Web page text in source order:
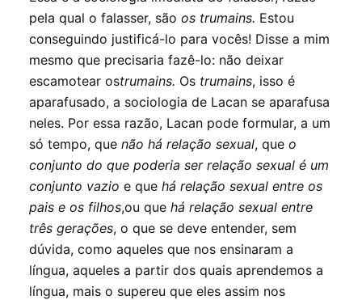
pela qual o falasser, são os trumains. Estou
conseguindo justificá-lo para vocês! Disse a mim
mesmo que precisaria fazê-lo: não deixar
escamotear ostrumains. Os trumains, isso é
aparafusado, a sociologia de Lacan se aparafusa
neles. Por essa razão, Lacan pode formular, a um
só tempo, que não há relação sexual, que o
conjunto do que poderia ser relação sexual é um
conjunto vazio e que há relação sexual entre os
pais e os filhos,ou que há relação sexual entre
três gerações, o que se deve entender, sem
dúvida, como aqueles que nos ensinaram a
língua, aqueles a partir dos quais aprendemos a
língua, mais o supereu que eles assim nos